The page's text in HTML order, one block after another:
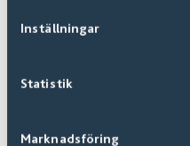
Inställningar
Statistik
Marknadsföring
Finns i
20 + Varianter